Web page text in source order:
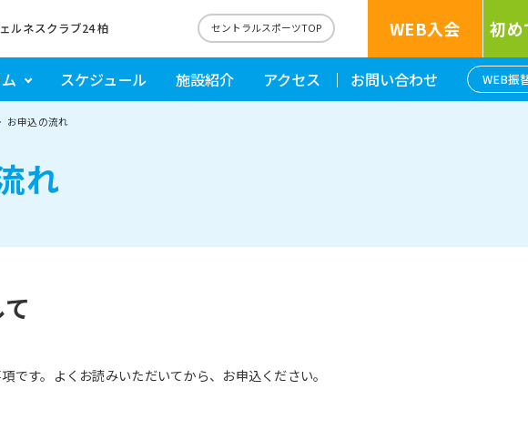
ルネスクラブ24 柏 セントラルスポーツTOP WEB入会 初め
スケジュール 施設紹介 アクセス お問い合わせ WEB振
お申込の流れ
れ
です。よくお読みいただいてから、お申込ください。